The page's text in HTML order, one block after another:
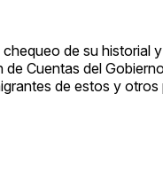
de su historial
Cuentas del
de estos y